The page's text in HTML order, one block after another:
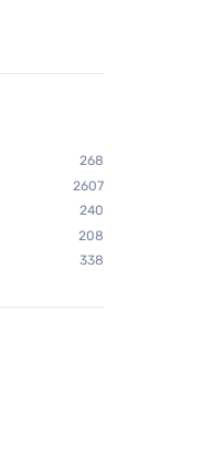
ml) - harmoniseert
verzacht
268
2607
240
208
338